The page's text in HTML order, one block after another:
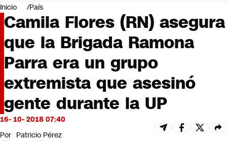
Negocios
Deportes
Programas completos
Cultura
Servicios
Bits
CNN tiempo
Futuro 360
Opinión
Inicio País
Camila Flores (RN) asegura
que la Brigada Ramona
Parra era un grupo
extremista que asesinó
gente durante la UP
16- 10- 2018 07:40
Por Patricio Pérez